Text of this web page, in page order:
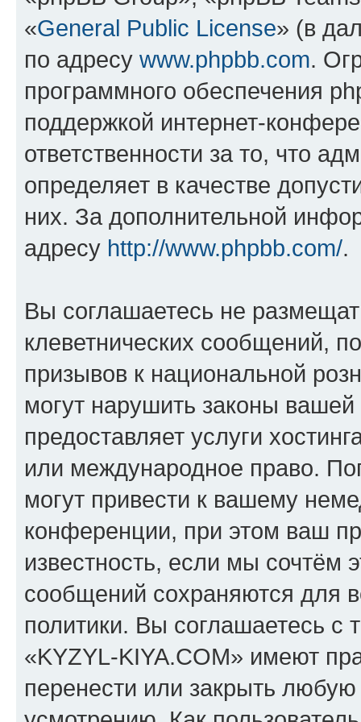
«General Public License» (в
по адресу www.phpbb.com.
программного обеспечения
поддержкой интернет-
ответственности за то, что
определяет в качестве
них. За дополнительной
адресу http://www.phpbb.com/.
Вы соглашаетесь не
клеветнических сообщений,
призывов к национальной
могут нарушить законы
предоставляет услуги
или международное право.
могут привести к вашему
конференции, при этом ваш
известность, если мы сочтём
сообщений сохраняются для
политики. Вы соглашаетесь
«KYZYL-KIYA.COM» имеют
перенести или закрыть